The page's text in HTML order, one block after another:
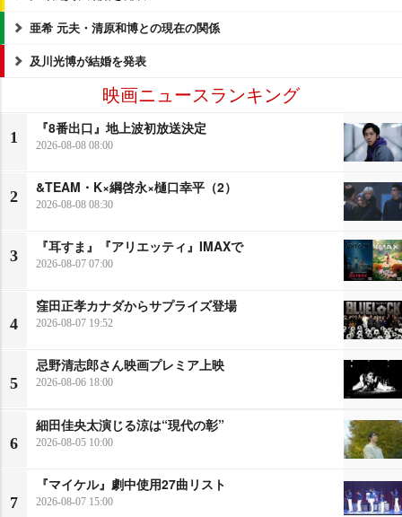
亜希 元夫・清原和博との現在の関係
及川光博が結婚を発表
映画ニュースランキング
1
『8番出口』地上波初放送決定
2026-08-08 08:00
2
&TEAM・K×綱啓永×樋口幸平（2）
2026-08-08 08:30
3
『耳すま』『アリエッティ』IMAXで
2026-08-07 07:00
4
窪田正孝カナダからサプライズ登場
2026-08-07 19:52
5
忌野清志郎さん映画プレミア上映
2026-08-06 18:00
6
細田佳央太演じる涼は“現代の彰”
2026-08-05 10:00
7
『マイケル』劇中使用27曲リスト
2026-08-07 15:00